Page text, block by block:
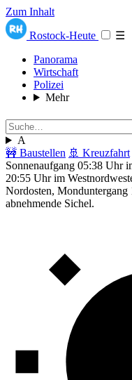
Zum Inhalt
Rostock-Heute
☰
Panorama
Wirtschaft
Polizei
Mehr
A
🚧 Baustellen 🚢 Kreuzfahrt
Sonnenaufgang 05:38 Uhr
20:55 Uhr im
Nordosten,
abnehmende Sichel.